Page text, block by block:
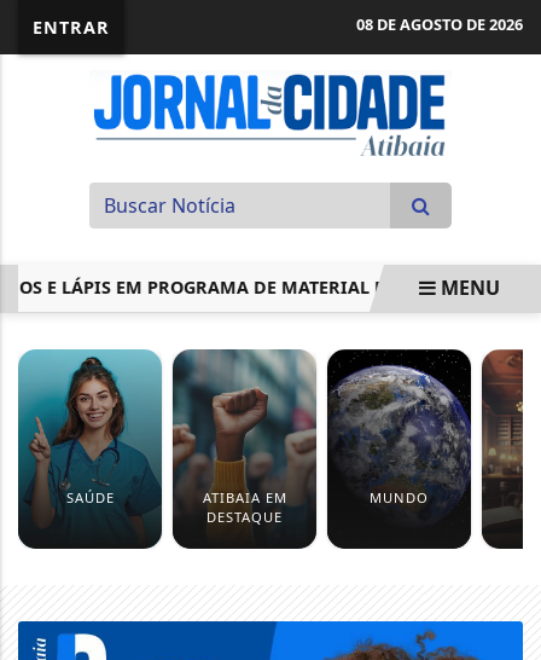
ENTRAR 08 DE AGOSTO DE 2026
LÁPIS EM PROGRAMA DE MATERIAL DIDÁTICO MENU
SAÚDE
ATIBAIA EM
DESTAQUE
MUNDO